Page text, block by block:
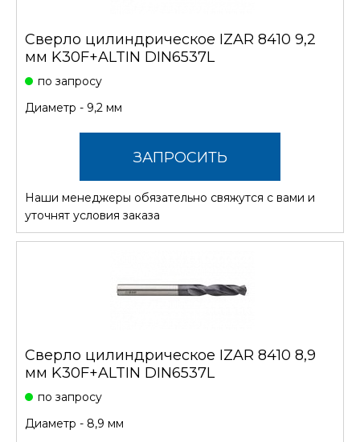
Сверло цилиндрическое IZAR 8410 9,2
мм K30F+ALTIN DIN6537L
по запросу
Диаметр - 9,2 мм
ЗАПРОСИТЬ
СТОИМОСТЬ
Наши менеджеры обязательно свяжутся с вами и
уточнят условия заказа
Сверло цилиндрическое IZAR 8410 8,9
мм K30F+ALTIN DIN6537L
по запросу
Диаметр - 8,9 мм